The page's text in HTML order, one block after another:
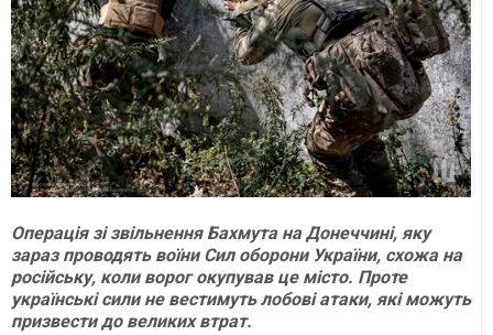
Операція зі звільнення Бахмута на Донеччині, яку
зараз проводять воїни Сил оборони України, схожа на
російську, коли ворог окупував це місто. Проте
українські сили не вестимуть лобові атаки, які можуть
призвести до великих втрат.